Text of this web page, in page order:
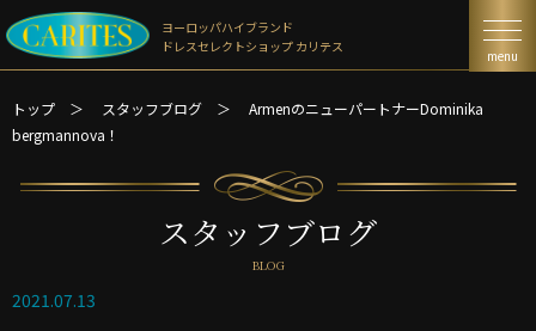
ヨーロッパハイブランド
ドレスセレクトショップ カリテス
menu
トップ ＞ スタッフブログ ＞
ArmenのニューパートナーDominika
bergmannova！
スタッフブログ
BLOG
2021.07.13